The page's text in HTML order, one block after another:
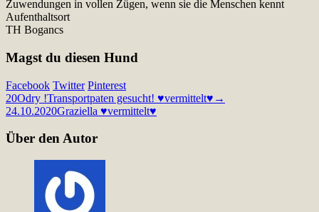
Zuwendungen in vollen Zügen, wenn sie die Menschen kennt
Aufenthaltsort
TH Bogancs
Magst du diesen Hund
Facebook Twitter Pinterest
20Odry !Transportpaten gesucht! ♥vermittelt♥→
24.10.2020Graziella ♥vermittelt♥
Über den Autor